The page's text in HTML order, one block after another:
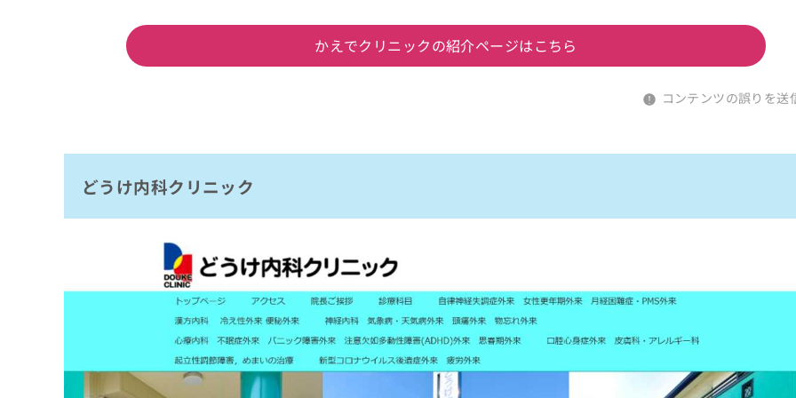
かえでクリニックの紹介ページはこちら
コンテンツの誤りを送
どうけ内科クリニック